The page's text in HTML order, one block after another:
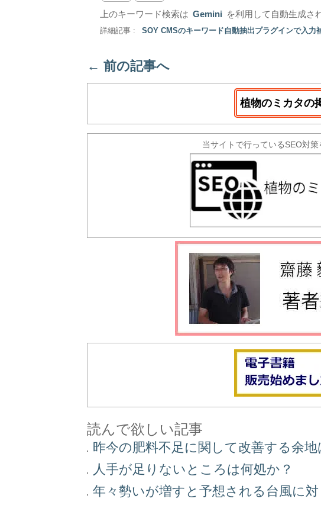
上のキーワード検索は Gemini を利用して自動生成さ
詳細記事 : SOY CMSのキーワード自動抽出プラグインで入力
← 前の記事へ
植物のミカタの
当サイトで行っているSEO対策
読んで欲しい記事
昨今の肥料不足に関して改善する余
人手が足りないところは何処か？
年々勢いが増すと予想される台風に